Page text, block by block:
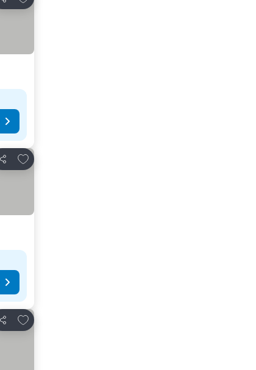
Κοινοποίηση
Κοινοποίηση
Προσθήκη στα αγαπημένα
Κοινοποίηση
Προσθήκη στα αγαπημένα